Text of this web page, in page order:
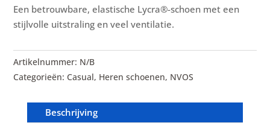
Een betrouwbare, elastische Lycra®-schoen met een
stijlvolle uitstraling en veel ventilatie.
Artikelnummer: N/B
Categorieën: Casual, Heren schoenen, NVOS
Beschrijving